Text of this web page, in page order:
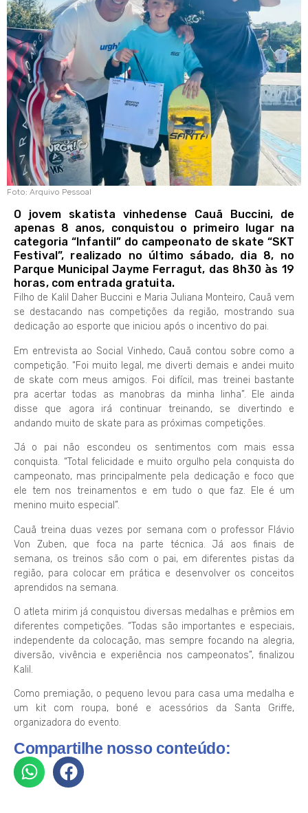
Foto: Arquivo Pessoal
O jovem skatista vinhedense Cauã Buccini, de
apenas 8 anos, conquistou o primeiro lugar na
categoria “Infantil” do campeonato de skate “SKT
Festival”, realizado no último sábado, dia 8, no
Parque Municipal Jayme Ferragut, das 8h30 às 19
horas, com entrada gratuita.
Filho de Kalil Daher Buccini e Maria Juliana Monteiro, Cauã vem
se destacando nas competições da região, mostrando sua
dedicação ao esporte que iniciou após o incentivo do pai.
Em entrevista ao Social Vinhedo, Cauã contou sobre como a
competição. “Foi muito legal, me diverti demais e andei muito
de skate com meus amigos. Foi difícil, mas treinei bastante
pra acertar todas as manobras da minha linha”. Ele ainda
disse que agora irá continuar treinando, se divertindo e
andando muito de skate para as próximas competições.
Já o pai não escondeu os sentimentos com mais essa
conquista. “Total felicidade e muito orgulho pela conquista do
campeonato, mas principalmente pela dedicação e foco que
ele tem nos treinamentos e em tudo o que faz. Ele é um
menino muito especial”.
Cauã treina duas vezes por semana com o professor Flávio
Von Zuben, que foca na parte técnica. Já aos finais de
semana, os treinos são com o pai, em diferentes pistas da
região, para colocar em prática e desenvolver os conceitos
aprendidos na semana.
O atleta mirim já conquistou diversas medalhas e prêmios em
diferentes competições. “Todas são importantes e especiais,
independente da colocação, mas sempre focando na alegria,
diversão, vivência e experiência nos campeonatos”, finalizou
Kalil.
Como premiação, o pequeno levou para casa uma medalha e
um kit com roupa, boné e acessórios da Santa Griffe,
organizadora do evento.
Compartilhe nosso conteúdo: